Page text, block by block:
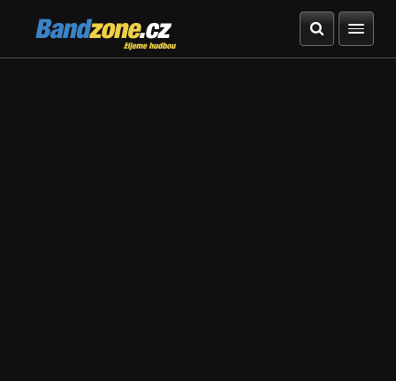
Bandzone.cz
žijeme hudbou